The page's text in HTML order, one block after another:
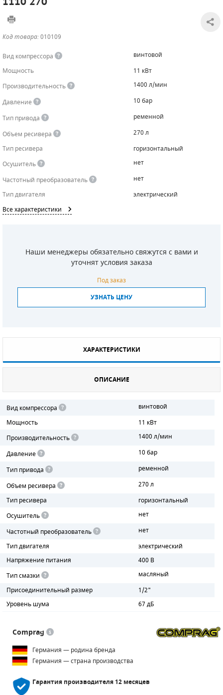
Код товара:010109
Вид компрессора
винтовой
Мощность
11 кВт
Производительность
1400 л/мин
Давление
10 бар
Тип привода
ременной
Объем ресивера
270 л
Тип ресивера
горизонтальный
Осушитель
нет
Частотный преобразователь
нет
Тип двигателя
электрический
Все характеристики
Наши менеджеры обязательно свяжутся с вами и
уточнят условия заказа
Под заказ
УЗНАТЬ ЦЕНУ
ХАРАКТЕРИСТИКИ
ОПИСАНИЕ
Вид компрессора
винтовой
Мощность
11 кВт
Производительность
1400 л/мин
Давление
10 бар
Тип привода
ременной
Объем ресивера
270 л
Тип ресивера
горизонтальный
Осушитель
нет
Частотный преобразователь
нет
Тип двигателя
электрический
Напряжение питания
400 В
Тип смазки
масляный
Присоединительный размер
1/2"
Уровень шума
67 дБ
Comprag
Германия — родина бренда
Германия — страна производства
Гарантия производителя12 месяцев
САДОВАЯ ТЕХНИКА
ЧИЛЛЕРЫ
КАНАЛИЗАЦИОННЫЕ НАСОСЫ
БЕНЗИНОВЫЕ МОТОПОМПЫ
ТАЛИ И ТЕЛЬФЕРЫ
ОСВЕТИТЕЛЬНЫЕ МАЧТЫ
КОНТРОЛЛЕРЫ (БЛОКИ УПРАВЛЕНИЯ)
ПРЕДОХРАНИТЕЛЬНЫЕ КЛАПАНЫ
ОБРАТНЫЕ КЛАПАНЫ
РЕЛЕ ДАВЛЕНИЯ ДЛЯ ДЛЯ КОМПРЕССОРОВ
ДАТЧИКИ
РУКАВА ВЫСОКОГО ДАВЛЕНИЯ (РВД)
ЗАПЧАСТИ ДЛЯ ВИНТОВЫХ КОМПРЕССОРОВ
ФИЛЬТРОВ
ДЛЯ АДСОРБЦИОННЫХ ОСУШИТЕЛЕЙ
ДИЗЕЛЬНЫЕ ДВИГАТЕЛИ
РАДИАТОРЫ
ПОРШНЕВЫЕ БЛОКИ
ДЕТАЛИ ПОРШНЕВЫХ КОМПРЕССОРОВ
ДЕТАЛИ СПИРАЛЬНЫХ КОМПРЕССОРОВ
ДЕТАЛИ НАСОСНОЙ ЧАСТИ
ШЛАНГИ ДЛЯ МОТОПОМП